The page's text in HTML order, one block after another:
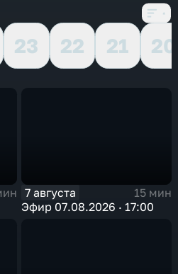
23 22 21
20
7 августа
15 мин
Эфир 07.08.2026 · 17:00